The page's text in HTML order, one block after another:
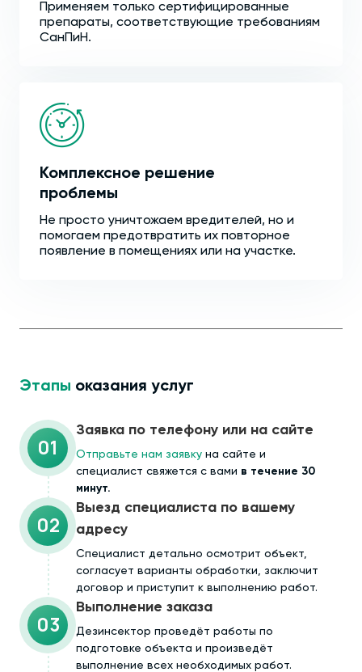
Применяем только сертифицированные
препараты, соответствующие требованиям
СанПиН.
Комплексное решение
проблемы
Не просто уничтожаем вредителей, но и
помогаем предотвратить их повторное
появление в помещениях или на участке.
Этапы оказания услуг
01
Заявка по телефону или на сайте
Отправьте нам заявку на сайте и
специалист свяжется с вами в течение 30
минут.
02
Выезд специалиста по вашему
адресу
Cпециалист детально осмотрит объект,
согласует варианты обработки, заключит
договор и приступит к выполнению работ.
03
Выполнение заказа
Дезинсектор проведёт работы по
подготовке объекта и произведёт
выполнение всех необходимых работ.